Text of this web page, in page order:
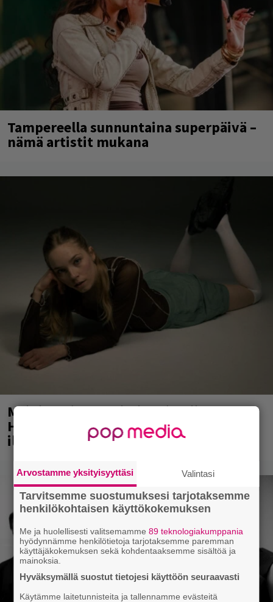
Tampereella sunnuntaina superpäivä –
nämä artistit mukana
Mainio ohjelmatoimisto juhlii
Helsingissä 10-vuotista taivaltaan –
ilmaistapahtumassa loistoesiintyjät
Arvostamme yksityisyyttäsi Valintasi
Tarvitsemme suostumuksesi tarjotaksemme
henkilökohtaisen käyttökokemuksen
Me ja huolellisesti valitsemamme89 teknologiakumppania
hyödynnämme henkilötietoja tarjotaksemme paremman
käyttäjäkokemuksen sekä kohdentaaksemme sisältöä ja
mainoksia.
Hyväksymällä suostut tietojesi käyttöön seuraavasti
Käytämme laitetunnisteita ja tallennamme evästeitä